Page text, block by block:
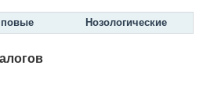
Нозологические